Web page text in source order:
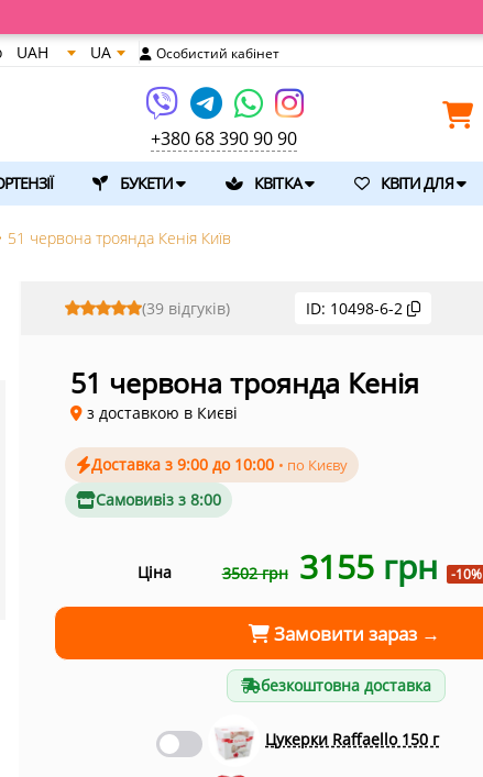
UAH UA Особистий кабінет
+380 68 390 90 90
БУКЕТИ КВІТКА КВІТИ ДЛЯ
51 червона троянда Кенія Київ
(39 відгуків) ID: 10498-6-2
51 червона троянда Кенія
з доставкою в Києві
Доставка з 9:00 до 10:00 • по Києву
Самовивіз з 8:00
Ціна 3502 грн 3155 грн -10%
Замовити зараз →
безкоштовна доставка
Цукерки Raffaello 150 г